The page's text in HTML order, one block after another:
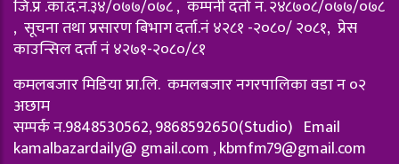
जि.प्र .का.द.न.३४/०७७/०७८ , कम्पनी दर्ता न‌. २४८७०८/०७७/०७८
, सूचना तथा प्रसारण बिभाग दर्ता.नं ४२८१ -२०८०/ २०८१, प्रेस
काउन्सिल दर्ता नं ४२७१-२०८०/८१
कमलबजार मिडिया प्रा.लि. कमलबजार नगरपालिका वडा न‌ ०२
अछाम
सम्पर्क न.9848530562, 9868592650(Studio) Email
kamalbazardaily@ gmail.com ,kbmfm79@gmail.com